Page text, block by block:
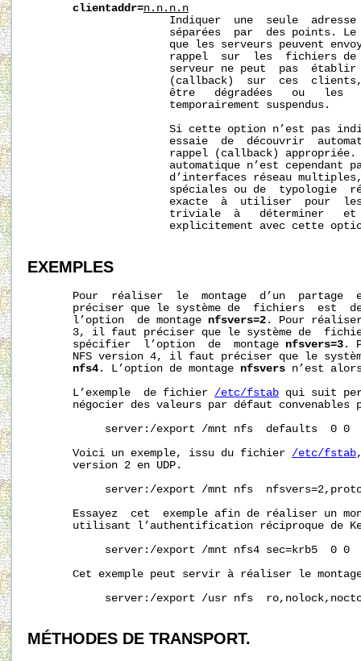
clientaddr=n.n.n.n
Indiquer  une  seule
séparées  par  des points.
que les serveurs peuvent
rappel  sur  les  fichiers
serveur ne peut  pas
(callback)  sur  ces
être   dégradées   ou   les
                      temporairement suspendus.
Si cette option n’est pas
essaie  de  découvrir
rappel (callback)
automatique n’est cependant
d’interfaces réseau
spéciales ou de  typologie
exacte  à  utiliser  pour
triviale  à   déterminer
explicitement avec cette
EXEMPLES
Pour  réaliser  le  montage  d’un  partage
préciser que le système de  fichiers  est
       l’option  de montage
nfsvers=2 . Pour réaliser
3, il faut préciser que le système de
       spécifier  l’option  de  montage
nfsvers=3 .
NFS version 4, il faut préciser que le
nfs4 . L’option de montage nfsvers n’est
       L’exemple  de fichier
/etc/fstab qui suit
négocier des valeurs par défaut convenables
            server:/export /mnt nfs  defaults  0 0
       Voici un exemple, issu du fichier
/etc/fstab
       version 2 en UDP.
server:/export /mnt nfs
Essayez  cet  exemple afin de réaliser un
utilisant l’authentification réciproque de
            server:/export /mnt nfs4 sec=krb5  0 0
Cet exemple peut servir à réaliser le
server:/export /usr nfs
MÉTHODES DE TRANSPORT.